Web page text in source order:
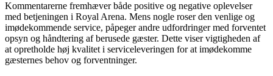
Kommentarerne fremhæver både positive og negative oplevelser
med betjeningen i Royal Arena. Mens nogle roser den venlige og
imødekommende service, påpeger andre udfordringer med forventet
opsyn og håndtering af berusede gæster. Dette viser vigtigheden af
at opretholde høj kvalitet i serviceleveringen for at imødekomme
gæsternes behov og forventninger.